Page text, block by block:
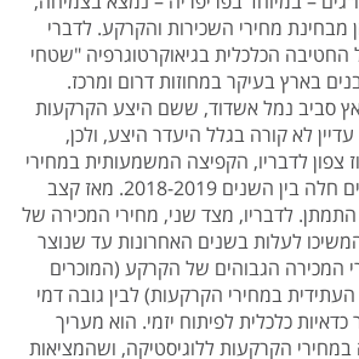
מבחינת מחירי השכירות והקרקע. לדברי
החטיבה הכלכלית בגיאוקרטוגרפיה "שטחי
בארץ בעיקר במחוזות דרום ומרכז.
סביב נמל אשדוד, ששם היצע הקרקעות
לא קורה בגלל היעדר היצע, ולכן,
צפון לדבריו, הקפיצה המשמעותית במחירי
השכירות של המרלו"גים חלה בין השנים 2018-2019. מאז קצב
התמתן. לדבריו, מצד שני, מחירי המכירה של
לעלות בשנים האחרונות עד שנוצר
המכירה הגבוהים של הקרקע (המוכרים
במחירי הקרקעות) לבין גובה דמי
כלכלית לפיתוח יזמי. הוא מעריך
במחירי הקרקעות ללוגיסטיקה, ושהמציאות